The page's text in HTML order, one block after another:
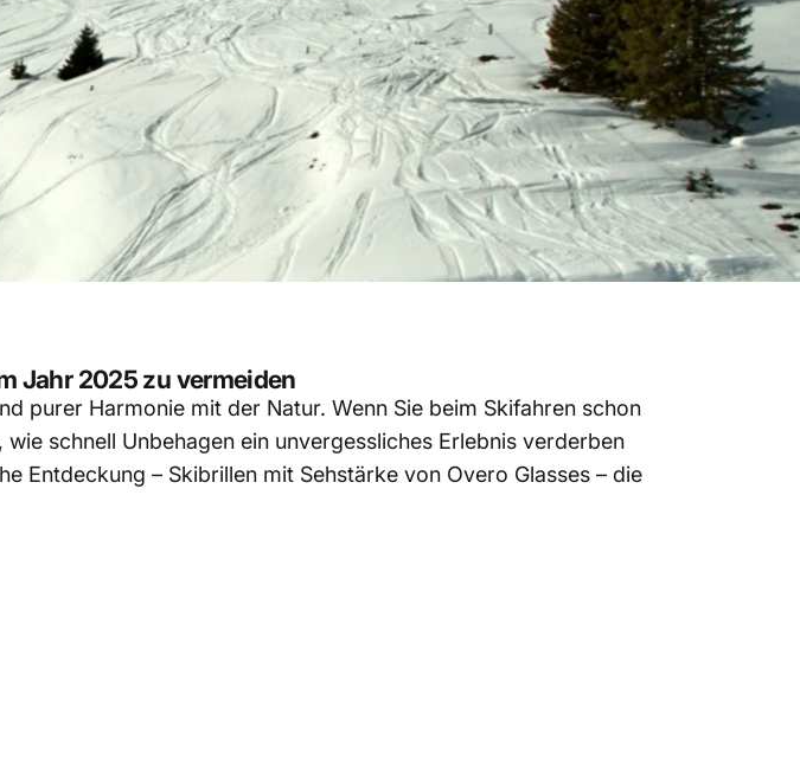
Jahr 2025 zu vermeiden
purer Harmonie mit der Natur. Wenn Sie beim Skifahren schon
schnell Unbehagen ein unvergessliches Erlebnis verderben
Entdeckung – Skibrillen mit Sehstärke von Overo Glasses – die